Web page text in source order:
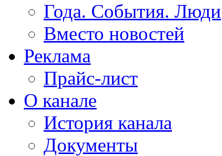
Года. События. Люди
Вместо новостей
Реклама
Прайс-лист
О канале
История канала
Документы